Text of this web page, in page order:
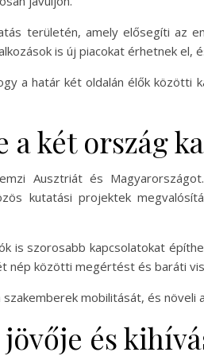
területén, amely elősegíti az
is új piacokat érhetnek el,
a határ két oldalán élők közötti
a két ország
Ausztriát és
kutatási projektek
szorosabb kapcsolatokat
nép közötti megértést és baráti
mobilitását, és
és